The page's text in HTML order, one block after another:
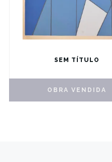
SEM TÍTULO
OBRA VENDIDA